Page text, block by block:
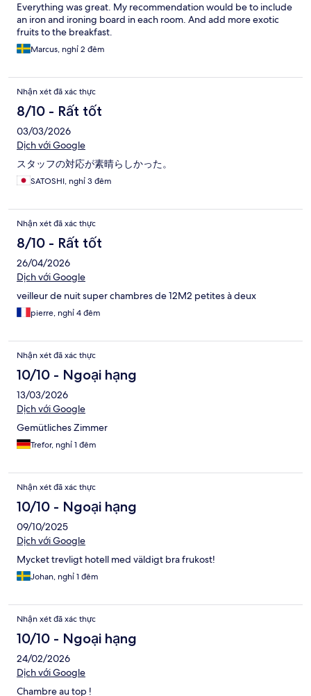
Everything was great. My recommendation would be to include
an iron and ironing board in each room. And add more exotic
fruits to the breakfast.
Marcus, nghỉ 2 đêm
Nhận xét đã xác thực
8/10 - Rất tốt
03/03/2026
Dịch với Google
スタッフの対応が素晴らしかった。
SATOSHI, nghỉ 3 đêm
Nhận xét đã xác thực
8/10 - Rất tốt
26/04/2026
Dịch với Google
veilleur de nuit super chambres de 12M2 petites à deux
pierre, nghỉ 4 đêm
Nhận xét đã xác thực
10/10 - Ngoại hạng
13/03/2026
Dịch với Google
Gemütliches Zimmer
Trefor, nghỉ 1 đêm
Nhận xét đã xác thực
10/10 - Ngoại hạng
09/10/2025
Dịch với Google
Mycket trevligt hotell med väldigt bra frukost!
Johan, nghỉ 1 đêm
Nhận xét đã xác thực
10/10 - Ngoại hạng
24/02/2026
Dịch với Google
Chambre au top !